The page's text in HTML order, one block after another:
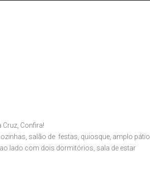
Confira!
salão de festas, quiosque, amplo pátio
lado com dois dormitórios, sala de estar